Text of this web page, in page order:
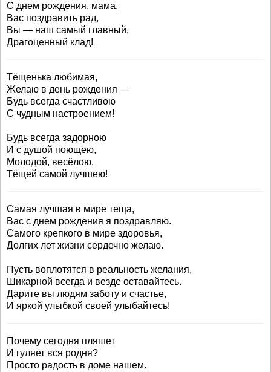
С днем рождения, мама,
Вас поздравить рад,
Вы — наш самый главный,
Драгоценный клад!
Тёщенька любимая,
Желаю в день рождения —
Будь всегда счастливою
С чудным настроением!
Будь всегда задорною
И с душой поющею,
Молодой, весёлою,
Тёщей самой лучшею!
Самая лучшая в мире теща,
Вас с днем рождения я поздравляю.
Самого крепкого в мире здоровья,
Долгих лет жизни сердечно желаю.
Пусть воплотятся в реальность желания,
Шикарной всегда и везде оставайтесь.
Дарите вы людям заботу и счастье,
И яркой улыбкой своей улыбайтесь!
Почему сегодня пляшет
И гуляет вся родня?
Просто радость в доме нашем.